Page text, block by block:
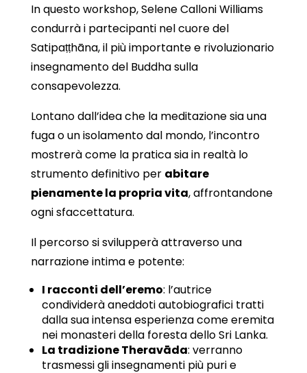
In questo workshop, Selene Calloni Williams
condurrà i partecipanti nel cuore del
Satipaṭṭhāna, il più importante e rivoluzionario
insegnamento del Buddha sulla
consapevolezza.
Lontano dall’idea che la meditazione sia una
fuga o un isolamento dal mondo, l’incontro
mostrerà come la pratica sia in realtà lo
strumento definitivo per abitare
pienamente la propria vita, affrontandone
ogni sfaccettatura.
Il percorso si svilupperà attraverso una
narrazione intima e potente:
I racconti dell’eremo: l’autrice
condividerà aneddoti autobiografici tratti
dalla sua intensa esperienza come eremita
nei monasteri della foresta dello Sri Lanka.
La tradizione Theravāda: verranno
trasmessi gli insegnamenti più puri e